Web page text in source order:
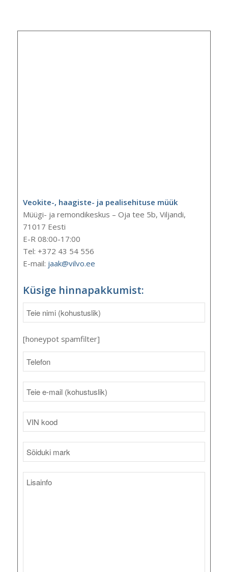
Veokite-, haagiste- ja pealisehituse müük
Müügi- ja remondikeskus – Oja tee 5b, Viljandi,
71017 Eesti
E-R 08:00-17:00
Tel: +372 43 54 556
E-mail: jaak@vilvo.ee
Küsige hinnapakkumist:
[honeypot spamfilter]